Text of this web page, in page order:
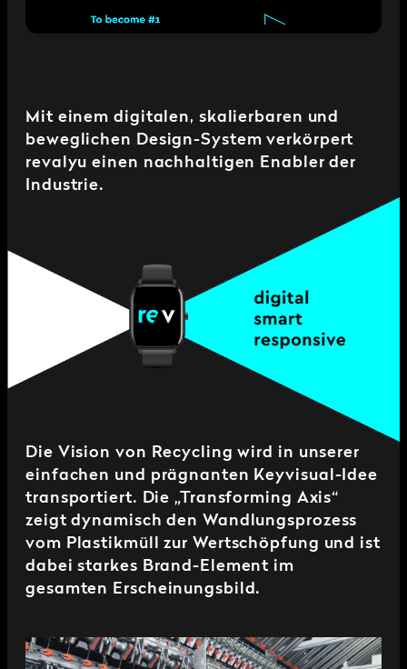
Mit einem digitalen, skalierbaren und
beweglichen Design-System verkörpert
revalyu einen nachhaltigen Enabler der
Industrie.
Die Vision von Recycling wird in unserer
einfachen und prägnanten Keyvisual-Idee
transportiert. Die „Transforming Axis“
zeigt dynamisch den Wandlungsprozess
vom Plastikmüll zur Wertschöpfung und ist
dabei starkes Brand-Element im
gesamten Erscheinungsbild.